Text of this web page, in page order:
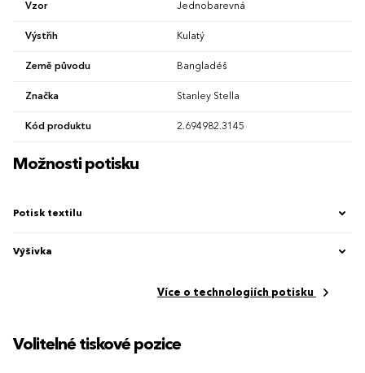
Vzor Jednobarevná
Výstřih Kulatý
Země původu Bangladéš
Značka Stanley Stella
Kód produktu 2.694982.3145
Možnosti potisku
Potisk textilu
Výšivka
Více o technologiích potisku
Volitelné tiskové pozice